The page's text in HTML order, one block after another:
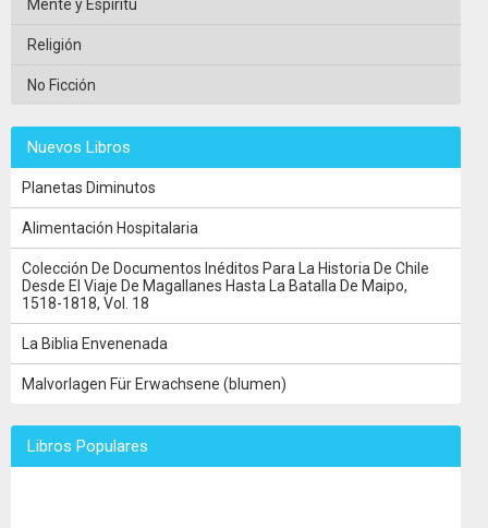
Mente y Espíritu
Religión
No Ficción
Nuevos Libros
Planetas Diminutos
Alimentación Hospitalaria
Colección De Documentos Inéditos Para La Historia De Chile
Desde El Viaje De Magallanes Hasta La Batalla De Maipo,
1518-1818, Vol. 18
La Biblia Envenenada
Malvorlagen Für Erwachsene (blumen)
Libros Populares